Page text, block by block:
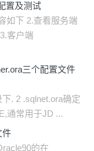
置及测试
如下 2.查看服务端
客户端
三个配置文件
. 2 .sqlnet.ora确定
通常用于JD ...
件
的在